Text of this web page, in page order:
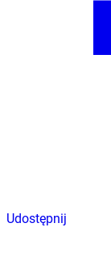
Udostępnij